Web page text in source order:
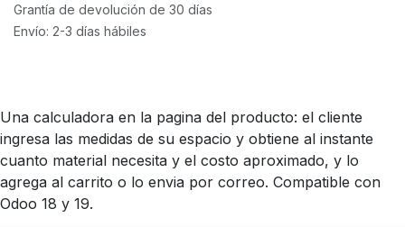
Grantía de devolución de 30 días
Envío: 2-3 días hábiles
Una calculadora en la pagina del producto: el cliente
ingresa las medidas de su espacio y obtiene al instante
cuanto material necesita y el costo aproximado, y lo
agrega al carrito o lo envia por correo. Compatible con
Odoo 18 y 19.